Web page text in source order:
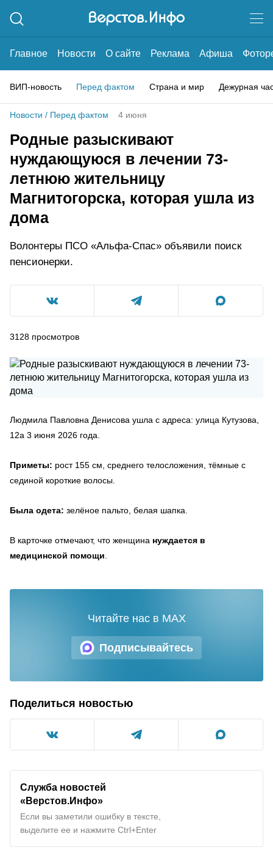
Главное Новости О сайте Реклама Афиша
ВИП-новость Перед фактом Страна и мир Дежурная
Новости / Перед фактом 4 июня
Родные разыскивают
нуждающуюся в лечении 73-
летнюю жительницу
Магнитогорска, которая ушла из
дома
Волонтеры ПСО «Альфа-Спас» объявили поиск
пенсионерки.
3128 просмотров
Людмила Павловна Денисова ушла с адреса: улица Кутузова,
12а 3 июня 2026 года.
Приметы: рост 155 см, среднего телосложения, тёмные с
сединой короткие волосы.
Была одета: зелёное пальто, белая шапка.
В карточке отмечают, что женщина нуждается в
медицинской помощи
Подписывайтесь
Читайте нас в MAX
Поделиться новостью
Служба новостей
«Верстов.Инфо»
Если вы заметили ошибку в тексте,
выделите ее и нажмите Ctrl+Enter